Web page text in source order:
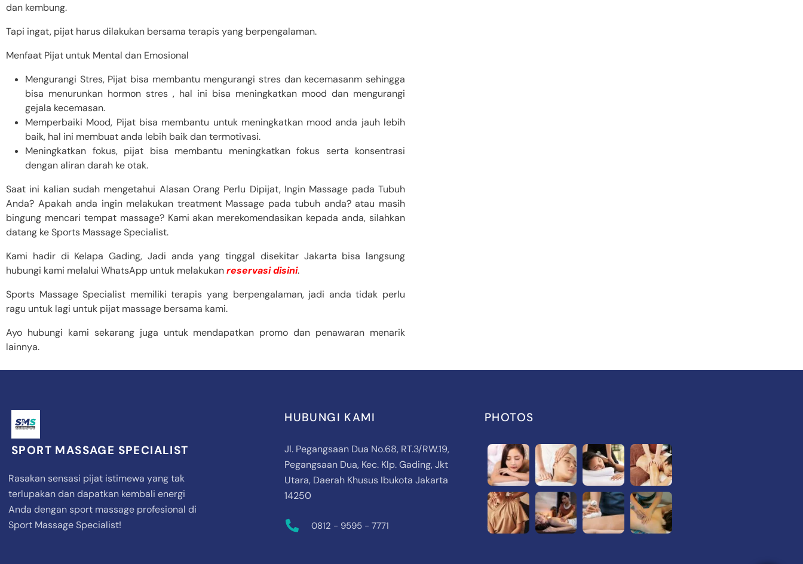
dan kembung.
Tapi ingat, pijat harus dilakukan bersama terapis yang berpengalaman.
Menfaat Pijat untuk Mental dan Emosional
Mengurangi Stres, Pijat bisa membantu mengurangi stres dan kecemasanm sehingga
bisa menurunkan hormon stres , hal ini bisa meningkatkan mood dan mengurangi
gejala kecemasan.
Memperbaiki Mood, Pijat bisa membantu untuk meningkatkan mood anda jauh lebih
baik, hal ini membuat anda lebih baik dan termotivasi.
Meningkatkan fokus, pijat bisa membantu meningkatkan fokus serta konsentrasi
dengan aliran darah ke otak.
Saat ini kalian sudah mengetahui Alasan Orang Perlu Dipijat, Ingin Massage pada Tubuh
Anda? Apakah anda ingin melakukan treatment Massage pada tubuh anda? atau masih
bingung mencari tempat massage? Kami akan merekomendasikan kepada anda, silahkan
datang ke Sports Massage Specialist.
Kami hadir di Kelapa Gading, Jadi anda yang tinggal disekitar Jakarta bisa langsung
hubungi kami melalui WhatsApp untuk melakukanreservasi disini.
Sports Massage Specialist memiliki terapis yang berpengalaman, jadi anda tidak perlu
ragu untuk lagi untuk pijat massage bersama kami.
Ayo hubungi kami sekarang juga untuk mendapatkan promo dan penawaran menarik
lainnya.
SPORT MASSAGE SPECIALIST
Rasakan sensasi pijat istimewa yang tak
terlupakan dan dapatkan kembali energi
Anda dengan sport massage profesional di
Sport Massage Specialist!
HUBUNGI KAMI
Jl. Pegangsaan Dua No.68, RT.3/RW.19,
Pegangsaan Dua, Kec. Klp. Gading, Jkt
Utara, Daerah Khusus Ibukota Jakarta
14250
0812 - 9595 - 7771
PHOTOS